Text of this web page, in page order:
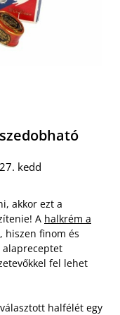
kedd
akkor ezt a
A halkrém a
hiszen finom és
alapreceptet
fel lehet
halfélét egy